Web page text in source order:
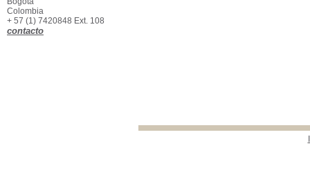
Colombia
+ 57 (1) 7420848 Ext. 108
contacto